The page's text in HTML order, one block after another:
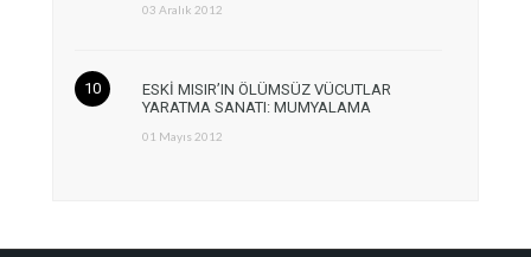
03 Aralık 2012
ESKİ MISIR’IN ÖLÜMSÜZ VÜCUTLAR
YARATMA SANATI: MUMYALAMA
01 Mayıs 2012